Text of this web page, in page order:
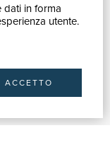
dati in forma
utente.
ACCETTO